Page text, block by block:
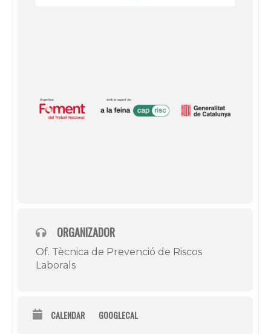
ORGANIZADOR
Of. Tècnica de Prevenció de Riscos
Laborals
CALENDAR GOOGLECAL